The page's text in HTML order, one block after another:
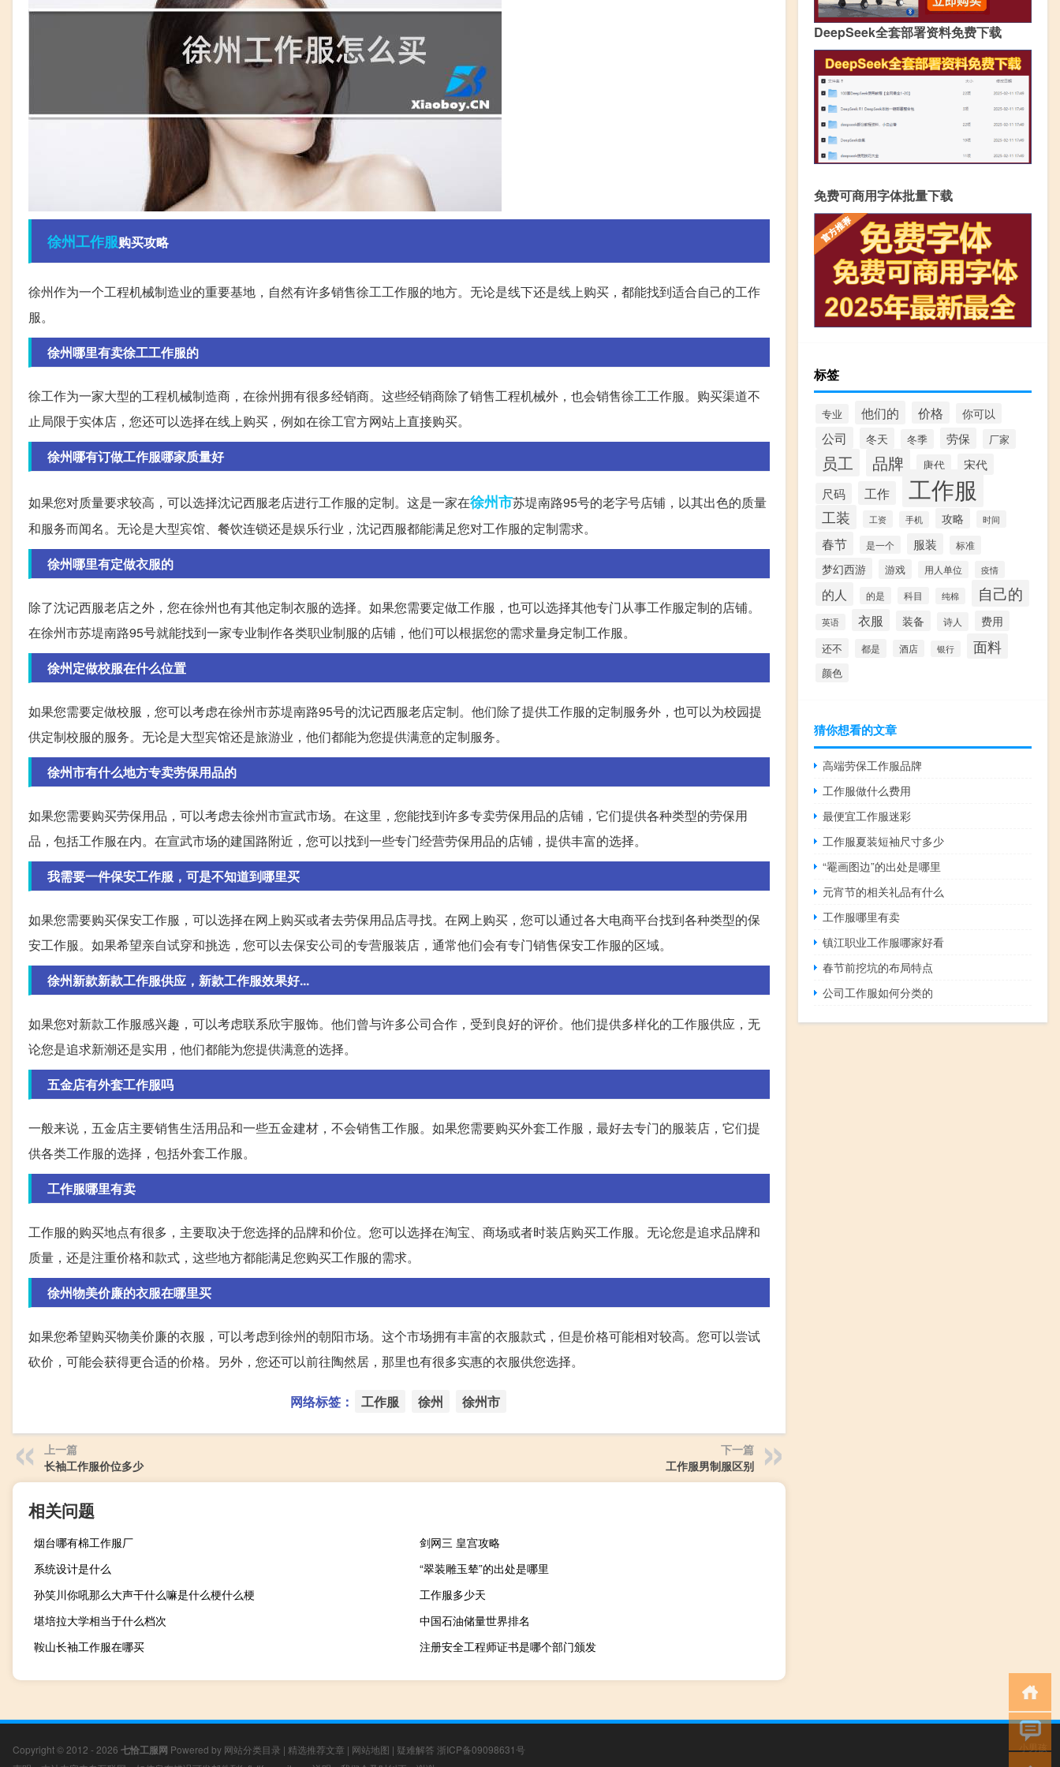
徐州工作服购买攻略
徐州作为一个工程机械制造业的重要基地，自然有许多销售徐工工作服的地方。无论是线下还是线上购买，都能找到适合自己的工作
服。
徐州哪里有卖徐工工作服的
徐工作为一家大型的工程机械制造商，在徐州拥有很多经销商。这些经销商除了销售工程机械外，也会销售徐工工作服。购买渠道不
止局限于实体店，您还可以选择在线上购买，例如在徐工官方网站上直接购买。
徐州哪有订做工作服哪家质量好
如果您对质量要求较高，可以选择沈记西服老店进行工作服的定制。这是一家在徐州市苏堤南路95号的老字号店铺，以其出色的质量
和服务而闻名。无论是大型宾馆、餐饮连锁还是娱乐行业，沈记西服都能满足您对工作服的定制需求。
徐州哪里有定做衣服的
除了沈记西服老店之外，您在徐州也有其他定制衣服的选择。如果您需要定做工作服，也可以选择其他专门从事工作服定制的店铺。
在徐州市苏堤南路95号就能找到一家专业制作各类职业制服的店铺，他们可以根据您的需求量身定制工作服。
徐州定做校服在什么位置
如果您需要定做校服，您可以考虑在徐州市苏堤南路95号的沈记西服老店定制。他们除了提供工作服的定制服务外，也可以为校园提
供定制校服的服务。无论是大型宾馆还是旅游业，他们都能为您提供满意的定制服务。
徐州市有什么地方专卖劳保用品的
如果您需要购买劳保用品，可以考虑去徐州市宣武市场。在这里，您能找到许多专卖劳保用品的店铺，它们提供各种类型的劳保用
品，包括工作服在内。在宣武市场的建国路附近，您可以找到一些专门经营劳保用品的店铺，提供丰富的选择。
我需要一件保安工作服，可是不知道到哪里买
如果您需要购买保安工作服，可以选择在网上购买或者去劳保用品店寻找。在网上购买，您可以通过各大电商平台找到各种类型的保
安工作服。如果希望亲自试穿和挑选，您可以去保安公司的专营服装店，通常他们会有专门销售保安工作服的区域。
徐州新款新款工作服供应，新款工作服效果好...
如果您对新款工作服感兴趣，可以考虑联系欣宇服饰。他们曾与许多公司合作，受到良好的评价。他们提供多样化的工作服供应，无
论您是追求新潮还是实用，他们都能为您提供满意的选择。
五金店有外套工作服吗
一般来说，五金店主要销售生活用品和一些五金建材，不会销售工作服。如果您需要购买外套工作服，最好去专门的服装店，它们提
供各类工作服的选择，包括外套工作服。
工作服哪里有卖
工作服的购买地点有很多，主要取决于您选择的品牌和价位。您可以选择在淘宝、商场或者时装店购买工作服。无论您是追求品牌和
质量，还是注重价格和款式，这些地方都能满足您购买工作服的需求。
徐州物美价廉的衣服在哪里买
如果您希望购买物美价廉的衣服，可以考虑到徐州的朝阳市场。这个市场拥有丰富的衣服款式，但是价格可能相对较高。您可以尝试
砍价，可能会获得更合适的价格。另外，您还可以前往陶然居，那里也有很多实惠的衣服供您选择。
网络标签： 工作服 徐州 徐州市
上一篇
长袖工作服价位多少
下一篇
工作服男制服区别
相关问题
烟台哪有棉工作服厂
剑网三 皇宫攻略
系统设计是什么
“翠装雕玉辇”的出处是哪里
孙笑川你吼那么大声干什么嘛是什么梗什么梗
工作服多少天
堪培拉大学相当于什么档次
中国石油储量世界排名
鞍山长袖工作服在哪买
注册安全工程师证书是哪个部门颁发
DeepSeek全套部署资料免费下载
免费可商用字体批量下载
标签
专业 他们的 价格 你可以
公司 冬天 冬季 劳保 厂家
员工 品牌 唐代
宋代
尺码
工作 工作服
工装 工资 手机 攻略 时间
春节 是一个 服装 标准
梦幻西游 游戏 用人单位 疫情
的人 的是 科目 纯棉 自己的
英语 衣服 装备 诗人 费用
还不 都是 酒店 银行 面料
颜色
猜你想看的文章
高端劳保工作服品牌
工作服做什么费用
最便宜工作服迷彩
工作服夏装短袖尺寸多少
“罨画图边”的出处是哪里
元宵节的相关礼品有什么
工作服哪里有卖
镇江职业工作服哪家好看
春节前挖坑的布局特点
公司工作服如何分类的
Copyright © 2012 - 2026 七恰工服网 Powered by 网站分类目录 | 精选推荐文章 | 网站地图 | 疑难解答 浙ICP备09098631号
小男孩